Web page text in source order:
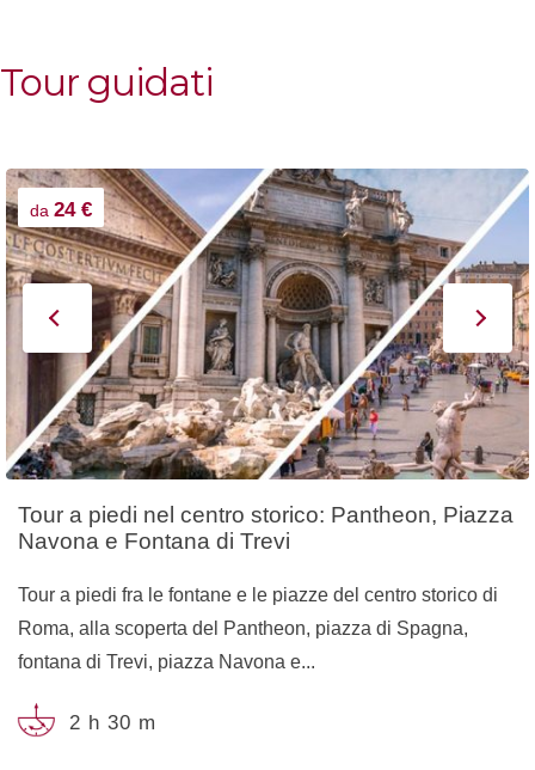
Tour guidati
da 24 €
Tour a piedi nel centro storico: Pantheon, Piazza
Navona e Fontana di Trevi
Tour a piedi fra le fontane e le piazze del centro storico di
Roma, alla scoperta del Pantheon, piazza di Spagna,
fontana di Trevi, piazza Navona e...
2 h 30 m